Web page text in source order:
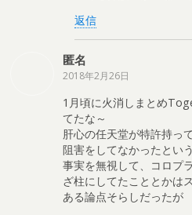
返信
匿名
2018年2月26日
1月頃に火消しまとめ
てたな～
肝心の任天堂が特許持っ
阻害をしてなかったという
事実を無視して、コロプ
ざ柱にしてたこととかは
ある論点そらしだったが